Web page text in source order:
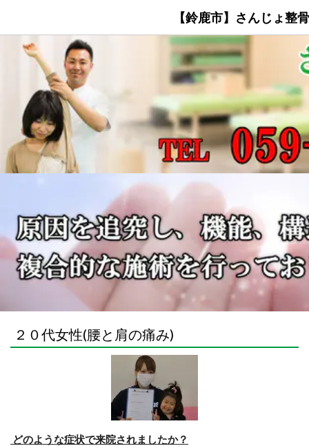
【鈴鹿市】さんじょ整
２０代女性(腰と肩の痛み)
どのような症状で来院されましたか？